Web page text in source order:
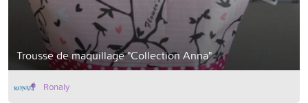
Trousse de maquillage "Collection Anna"
Ronaly